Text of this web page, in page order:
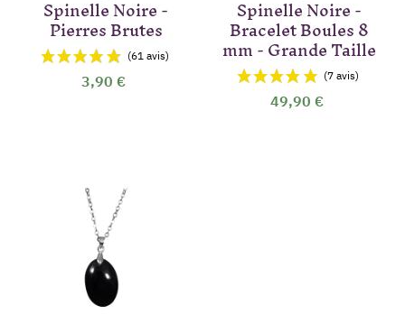
Spinelle Noire -
Pierres Brutes
3,90 €
Spinelle Noire -
Bracelet Boules 8
mm - Grande Taille
49,90 €